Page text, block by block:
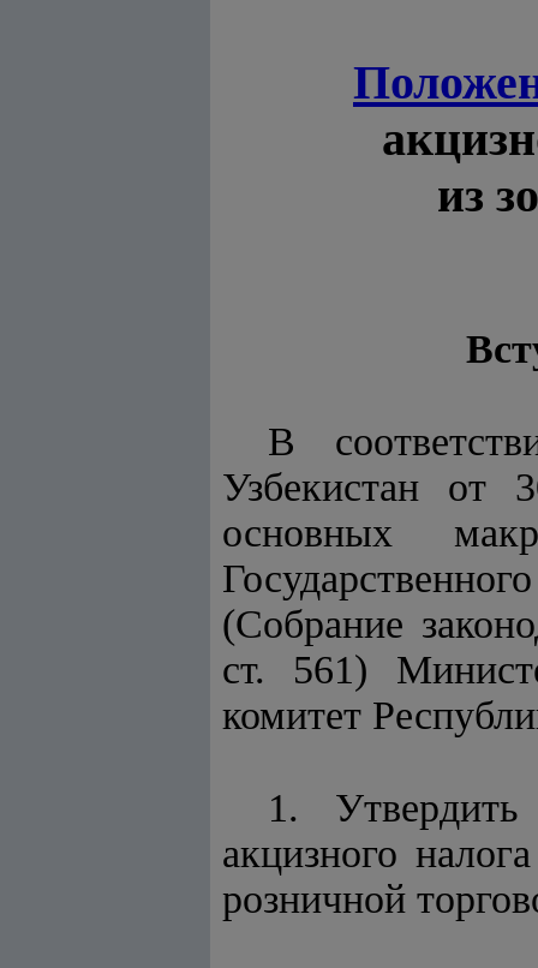
из
В
Узбекистан от
основных
(Собрание
ст. 561)
комитет
1.
акцизного
розничной